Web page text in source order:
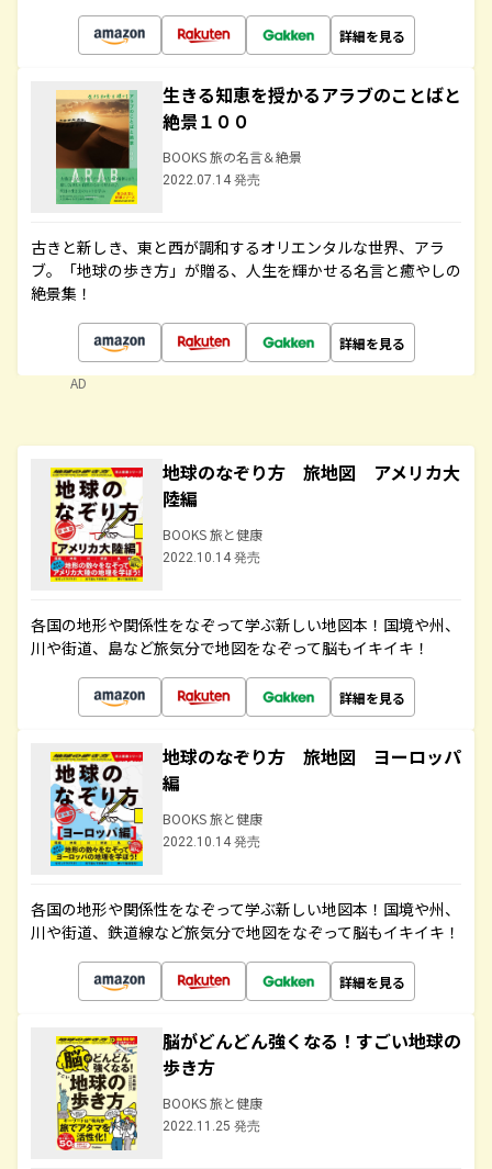
詳細を見る
生きる知恵を授かるアラブのことばと
絶景１００
BOOKS 旅の名言＆絶景
2022.07.14 発売
古きと新しき、東と西が調和するオリエンタルな世界、アラ
ブ。「地球の歩き方」が贈る、人生を輝かせる名言と癒やしの
絶景集！
詳細を見る
AD
地球のなぞり方 旅地図 アメリカ大
陸編
BOOKS 旅と健康
2022.10.14 発売
各国の地形や関係性をなぞって学ぶ新しい地図本！国境や州、
川や街道、島など旅気分で地図をなぞって脳もイキイキ！
詳細を見る
地球のなぞり方 旅地図 ヨーロッパ
編
BOOKS 旅と健康
2022.10.14 発売
各国の地形や関係性をなぞって学ぶ新しい地図本！国境や州、
川や街道、鉄道線など旅気分で地図をなぞって脳もイキイキ！
詳細を見る
脳がどんどん強くなる！すごい地球の
歩き方
BOOKS 旅と健康
2022.11.25 発売